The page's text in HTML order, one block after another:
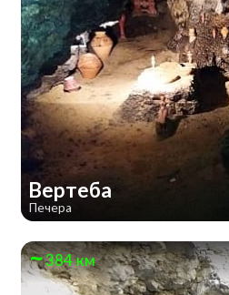
Вертеба
Печера
384 км